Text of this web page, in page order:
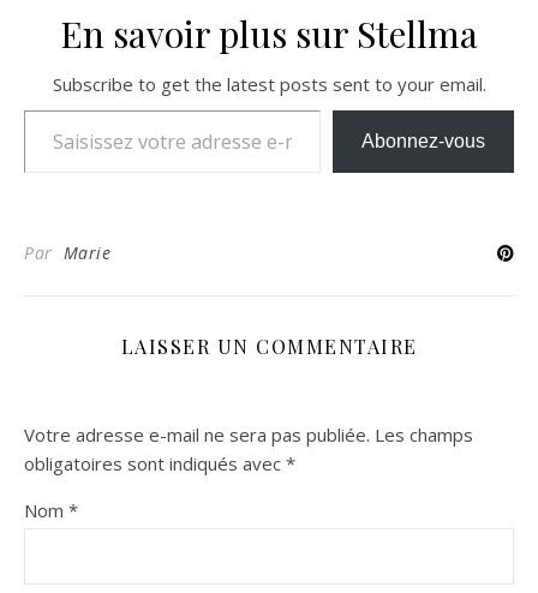
En savoir plus sur Stellma
Subscribe to get the latest posts sent to your email.
Saisissez votre adresse e-mail…
Abonnez-vous
Par Marie
LAISSER UN COMMENTAIRE
Votre adresse e-mail ne sera pas publiée. Les champs
obligatoires sont indiqués avec *
Nom *